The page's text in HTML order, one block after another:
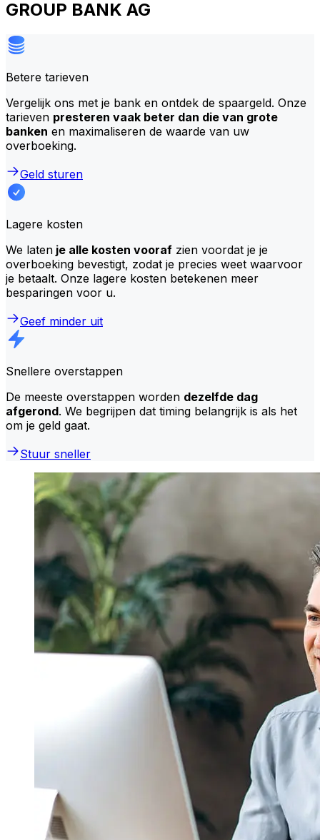
GROUP BANK AG
Betere tarieven
Vergelijk ons met je bank en ontdek de spaargeld. Onze
tarieven presteren vaak beter dan die van grote
banken en maximaliseren de waarde van uw
overboeking.
Geld sturen
Lagere kosten
We laten je alle kosten vooraf zien voordat je je
overboeking bevestigt, zodat je precies weet waarvoor
je betaalt. Onze lagere kosten betekenen meer
besparingen voor u.
Geef minder uit
Snellere overstappen
De meeste overstappen worden dezelfde dag
afgerond. We begrijpen dat timing belangrijk is als het
om je geld gaat.
Stuur sneller